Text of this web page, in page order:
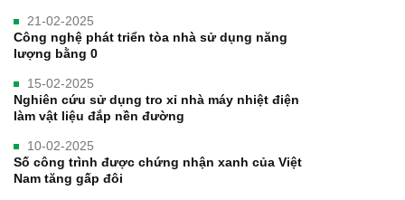
21-02-2025
Công nghệ phát triển tòa nhà sử dụng năng
lượng bằng 0
15-02-2025
Nghiên cứu sử dụng tro xỉ nhà máy nhiệt điện
làm vật liệu đắp nền đường
10-02-2025
Số công trình được chứng nhận xanh của Việt
Nam tăng gấp đôi